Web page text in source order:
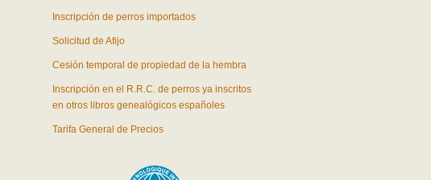
Inscripción de perros importados
Solicitud de Afijo
Cesión temporal de propiedad de la hembra
Inscripción en el R.R.C. de perros ya inscritos
en otros libros genealógicos españoles
Tarifa General de Precios